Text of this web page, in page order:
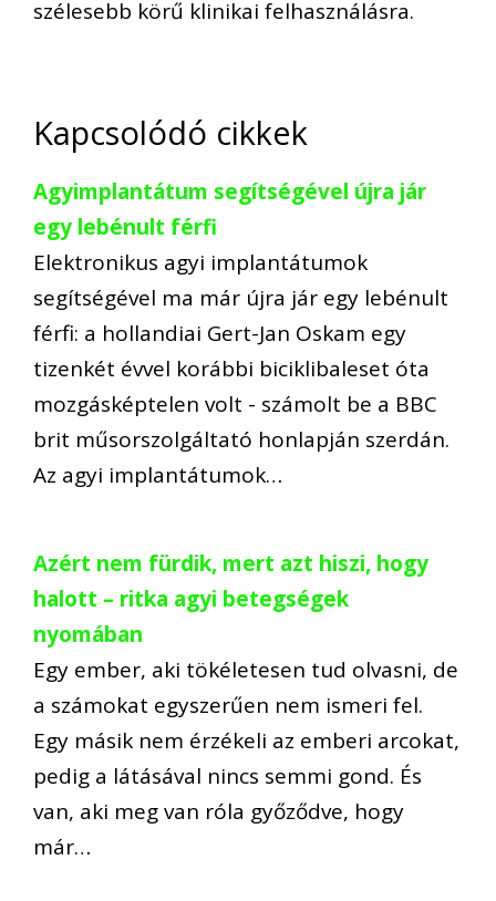
szélesebb körű klinikai felhasználásra.
Kapcsolódó cikkek
Agyimplantátum segítségével újra jár
egy lebénult férfi
Elektronikus agyi implantátumok
segítségével ma már újra jár egy lebénult
férfi: a hollandiai Gert-Jan Oskam egy
tizenkét évvel korábbi biciklibaleset óta
mozgásképtelen volt - számolt be a BBC
brit műsorszolgáltató honlapján szerdán.
Az agyi implantátumok…
Azért nem fürdik, mert azt hiszi, hogy
halott – ritka agyi betegségek
nyomában
Egy ember, aki tökéletesen tud olvasni, de
a számokat egyszerűen nem ismeri fel.
Egy másik nem érzékeli az emberi arcokat,
pedig a látásával nincs semmi gond. És
van, aki meg van róla győződve, hogy
már…